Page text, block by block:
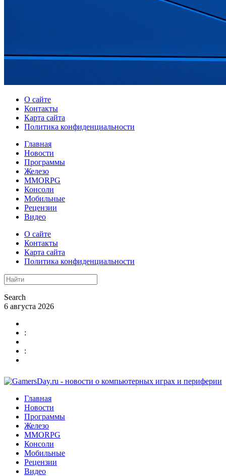
О сайте
Контакты
Карта сайта
Политика конфиденциальности
Главная
Новости
Программы
Железо
MMORPG
Консоли
Мобильные
Рецензии
Видео
О сайте
Контакты
Карта сайта
Политика конфиденциальности
Search
6 августа 2026
:
:
Главная
Новости
Программы
Железо
MMORPG
Консоли
Мобильные
Рецензии
Видео